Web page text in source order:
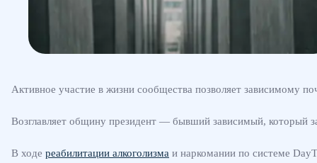
Активное участие в жизни сообщества позволяет зависимому
Возглавляет общину президент — бывший зависимый, который
В ходе реабилитации алкоголизма и наркомании по системе